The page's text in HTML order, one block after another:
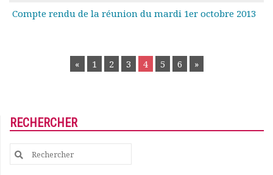
Présentation du bulletin
Comité de rédaction
Dîners débats
Concours vidéo
Matinales
Compte rendu de la réunion du mardi 1er octobre 2013
NAVIGATION
« 1 2 3 4 5 6 »
RECHERCHER
Search
for: